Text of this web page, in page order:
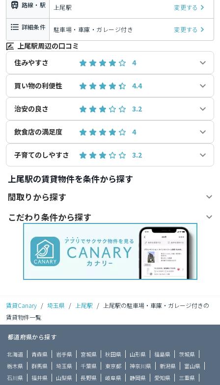
路線・駅 上尾駅 変更する
詳細条件 駐車場・車庫・ガレージ付き 変更する
上尾駅周辺の口コミ
住みやすさ
4
買い物の利便性 4.4
治安の良さ 3.2
飲食店の満足度 4
子育てのしやすさ 3.2
上尾駅の賃貸物件を条件から探す
間取りから探す
こだわり条件から探す
賃貸Canary / 埼玉県 / 上尾駅 /
上尾駅の駐車場・車庫・ガレージ付きの
賃貸物件一覧
都道府県から探す
北海道 青森県 岩手県 宮城県 秋田県 山形県 福島県
茨城県
栃木県
群馬県 埼玉県 千葉県 東京都 神奈川県 新潟県
富山県
石川県
福井県 山梨県 長野県 岐阜県 静岡県 愛知県 三重県